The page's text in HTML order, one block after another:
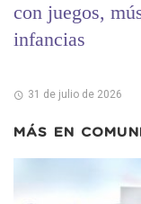
con juegos,
infancias
31 de julio de 2026
MÁS EN